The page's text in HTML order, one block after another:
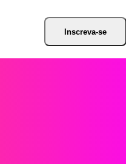
Inscreva-se